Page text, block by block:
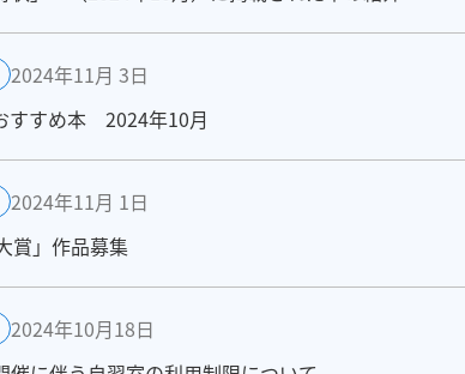
2024年11月 3日
すすめ本 2024年10月
2024年11月 1日
賞」作品募集
2024年10月18日